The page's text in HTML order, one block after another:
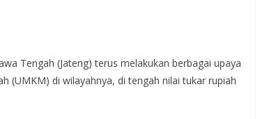
Tengah (Jateng) terus melakukan berbagai upaya
(UMKM) di wilayahnya, di tengah nilai tukar rupiah